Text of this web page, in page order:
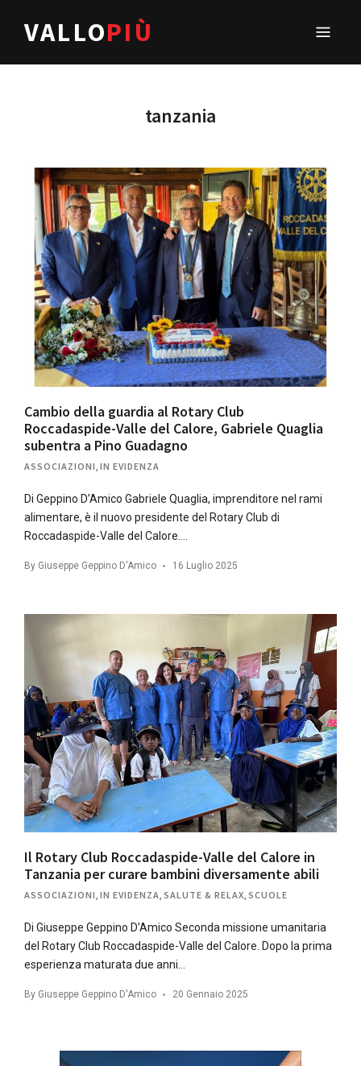
VALLOPIÙ
tanzania
Cambio della guardia al Rotary Club
Roccadaspide-Valle del Calore, Gabriele Quaglia
subentra a Pino Guadagno
ASSOCIAZIONI IN EVIDENZA
Di Geppino D’Amico Gabriele Quaglia, imprenditore nel rami
alimentare, è il nuovo presidente del Rotary Club di
Roccadaspide-Valle del Calore….
By Giuseppe Geppino D'Amico 16 Luglio 2025
Il Rotary Club Roccadaspide-Valle del Calore in
Tanzania per curare bambini diversamente abili
ASSOCIAZIONI, IN EVIDENZA, SALUTE & RELAX, SCUOLE
Di Giuseppe Geppino D’Amico Seconda missione umanitaria
del Rotary Club Roccadaspide-Valle del Calore. Dopo la prima
esperienza maturata due anni…
By Giuseppe Geppino D'Amico 20 Gennaio 2025